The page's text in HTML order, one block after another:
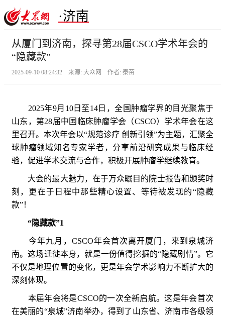
·济南
从厦门到济南，探寻第28届CSCO学术年会的
“隐藏款”
2025-09-10 08:24:32 来源: 大众网 作者: 秦苗
2025年9月10日至14日，全国肿瘤学界的目光聚焦于
山东，第28届中国临床肿瘤学会（CSCO）学术年会在这
里召开。本次年会以“规范诊疗 创新引领”为主题，汇聚全
球肿瘤领域知名专家学者，分享前沿研究成果与临床经
验，促进学术交流与合作，积极开展肿瘤学继续教育。
大会的最大魅力，在于万众瞩目的院士报告和颁奖时
刻，更在于日程中那些精心设置、等待被发现的“隐藏
款”！
“隐藏款”1
今年九月，CSCO年会首次离开厦门，来到泉城济
南。这场迁徙本身，就是一份值得挖掘的“隐藏剧情”。它
不仅是地理位置的变化，更是年会学术影响力不断扩大的
深刻体现。
本届年会将是CSCO的一次全新启航。这是年会首次
在美丽的“泉城”济南举办，得到了山东省、济南市各级领